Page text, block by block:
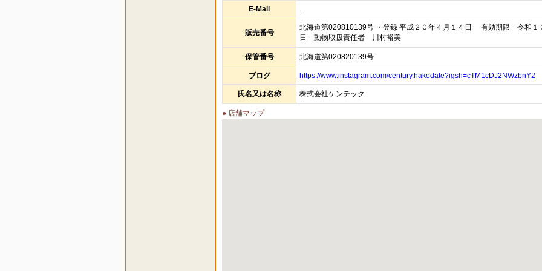
E-Mail .
販売番号
北海道第020810139号 ・登録 平成２０年４月１４日 有効期限 令和１
日 動物取扱責任者 川村裕美
保管番号 北海道第020820139号
ブログ https://www.instagram.com/century.hakodate?igsh=cTM1cDJ2NWzbnY2
氏名又は名称 株式会社ケンテック
● 店舗マップ